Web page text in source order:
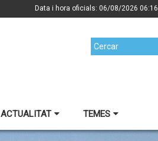
Data i hora oficials: 06/08/2026 06:16
ACTUALITAT TEMES